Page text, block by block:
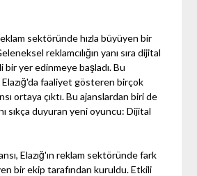
sektöründe hızla büyüyen bir
reklamcılığın yanı sıra dijital
bir yer edinmeye başladı. Bu
faaliyet gösteren birçok
ortaya çıktı. Bu ajanslardan biri de
sıkça duyuran yeni oyuncu: Dijital
Elazığ'ın reklam sektöründe fark
bir ekip tarafından kuruldu. Etkili